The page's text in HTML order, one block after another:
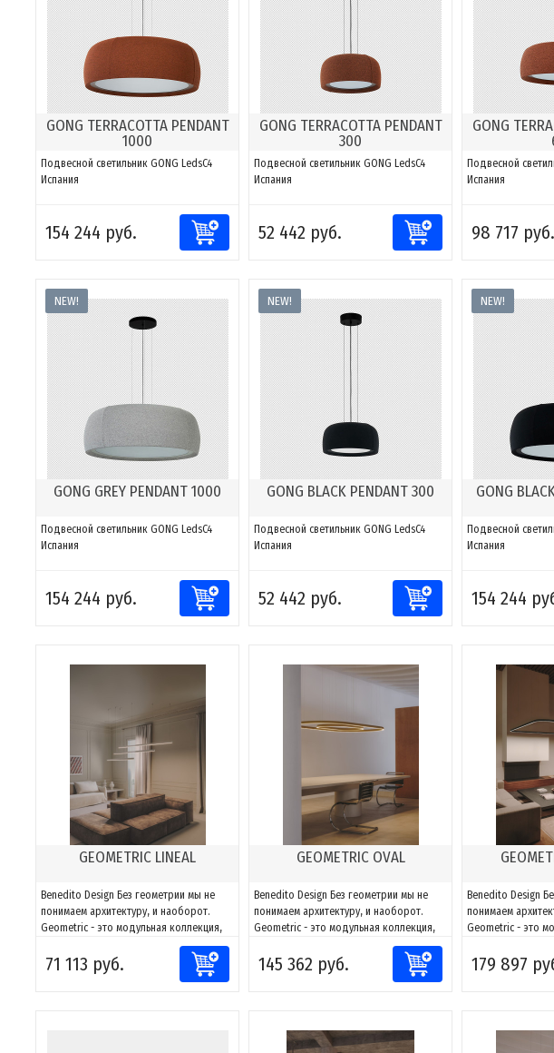
GONG TERRACOTTA PENDANT
1000
Подвесной светильник GONG LedsC4
Испания
154 244 руб.
GONG TERRACOTTA PENDANT
300
Подвесной светильник GONG LedsC4
Испания
52 442 руб.
GONG
Подвесной
Испания
98 717 руб.
NEW!
GONG GREY PENDANT 1000
Подвесной светильник GONG LedsC4
Испания
154 244 руб.
NEW!
GONG BLACK PENDANT 300
Подвесной светильник GONG LedsC4
Испания
52 442 руб.
NEW!
GONG
Подвесной
Испания
154 244
GEOMETRIC LINEAL
Benedito Design Без геометрии мы не
понимаем архитектуру, и наоборот.
Geometric - это модульная коллекция,
способная адаптировать свет к любому
пространству. Благодаря сочетаниям
компонентов можно создавать фигуры
71 113 руб.
GEOMETRIC OVAL
Benedito Design Без геометрии мы не
понимаем архитектуру, и наоборот.
Geometric - это модульная коллекция,
способная адаптировать свет к любому
пространству. Благодаря сочетаниям
компонентов можно создавать фигуры
145 362 руб.
Benedito Design
понимаем
Geometric - это
способная
пространству.
компонентов
179 897